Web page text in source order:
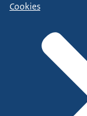
Cookies